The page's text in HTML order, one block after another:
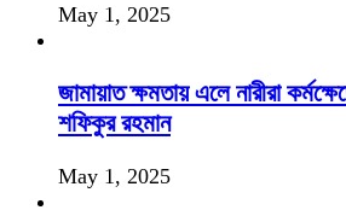
May 1, 2025
জামায়াত ক্ষমতায় এলে নারীরা
শফিকুর রহমান
May 1, 2025